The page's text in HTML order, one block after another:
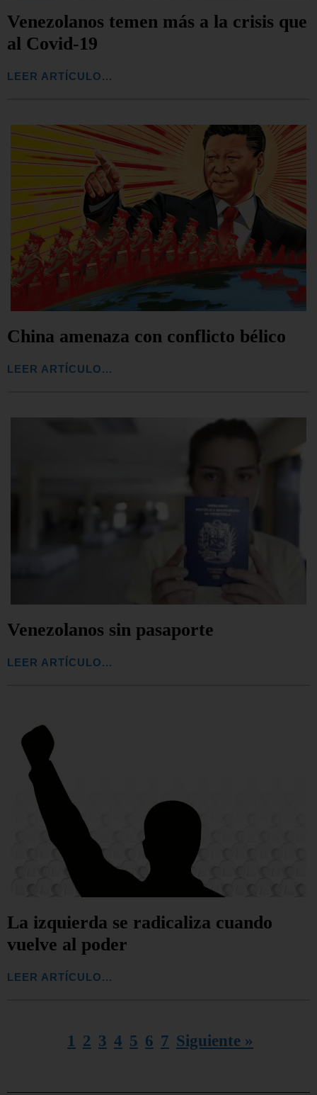
Venezolanos temen más a la crisis que
al Covid-19
LEER ARTÍCULO...
China amenaza con conflicto bélico
LEER ARTÍCULO...
Venezolanos sin pasaporte
LEER ARTÍCULO...
La izquierda se radicaliza cuando
vuelve al poder
LEER ARTÍCULO...
1 2 3 4 5 6 7 Siguiente »